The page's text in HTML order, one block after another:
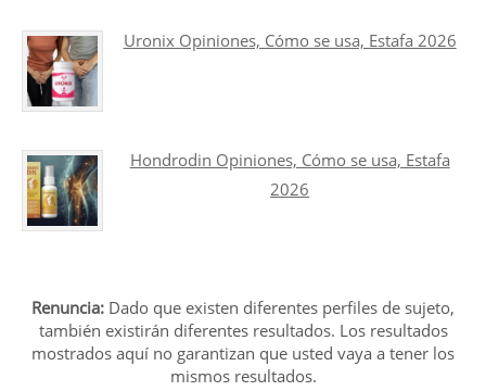
Uronix Opiniones, Cómo se usa, Estafa 2026
Hondrodin Opiniones, Cómo se usa, Estafa
2026
Renuncia: Dado que existen diferentes perfiles de sujeto,
también existirán diferentes resultados. Los resultados
mostrados aquí no garantizan que usted vaya a tener los
mismos resultados.